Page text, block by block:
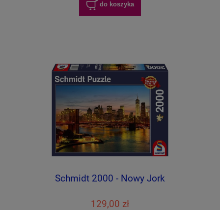
do koszyka
Schmidt 2000 - Nowy Jork
129,00 zł